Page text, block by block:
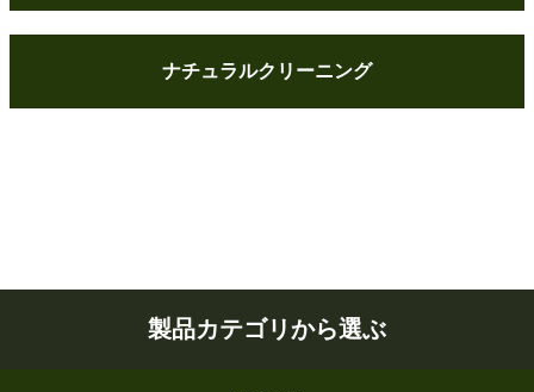
ナチュラルクリーニング
製品カテゴリから選ぶ